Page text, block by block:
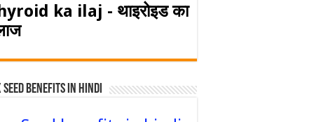
ka ilaj - थाइरोइड का
Seed Benefits in hindi